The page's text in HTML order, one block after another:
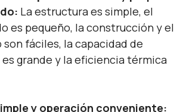
La estructura es simple, el
es pequeño, la construcción y el
fáciles, la capacidad de
grande y la eficiencia térmica
y operación conveniente: